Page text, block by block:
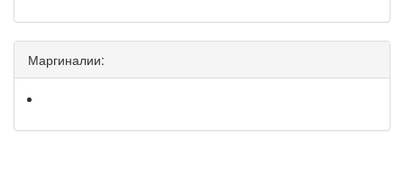
Маргиналии: